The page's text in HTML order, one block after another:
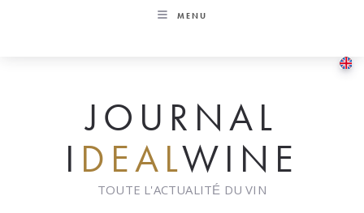
MENU
JOURNAL
I DEALWINE
TOUTE L'ACTUALITÉ DU VIN